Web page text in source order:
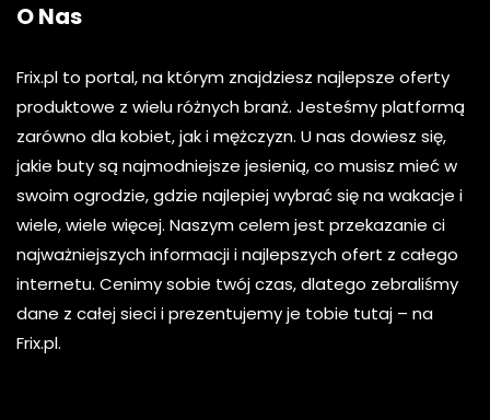
O Nas
Frix.pl to portal, na którym znajdziesz najlepsze oferty
produktowe z wielu różnych branż. Jesteśmy platformą
zarówno dla kobiet, jak i mężczyzn. U nas dowiesz się,
jakie buty są najmodniejsze jesienią, co musisz mieć w
swoim ogrodzie, gdzie najlepiej wybrać się na wakacje i
wiele, wiele więcej. Naszym celem jest przekazanie ci
najważniejszych informacji i najlepszych ofert z całego
internetu. Cenimy sobie twój czas, dlatego zebraliśmy
dane z całej sieci i prezentujemy je tobie tutaj – na
Frix.pl.